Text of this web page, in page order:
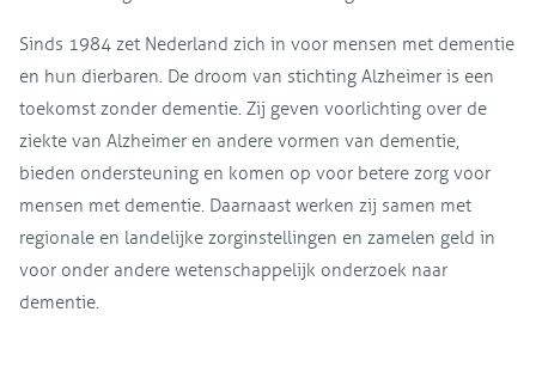
Sinds 1984 zet Nederland zich in voor mensen met dementie
en hun dierbaren. De droom van stichting Alzheimer is een
toekomst zonder dementie. Zij geven voorlichting over de
ziekte van Alzheimer en andere vormen van dementie,
bieden ondersteuning en komen op voor betere zorg voor
mensen met dementie. Daarnaast werken zij samen met
regionale en landelijke zorginstellingen en zamelen geld in
voor onder andere wetenschappelijk onderzoek naar
dementie.